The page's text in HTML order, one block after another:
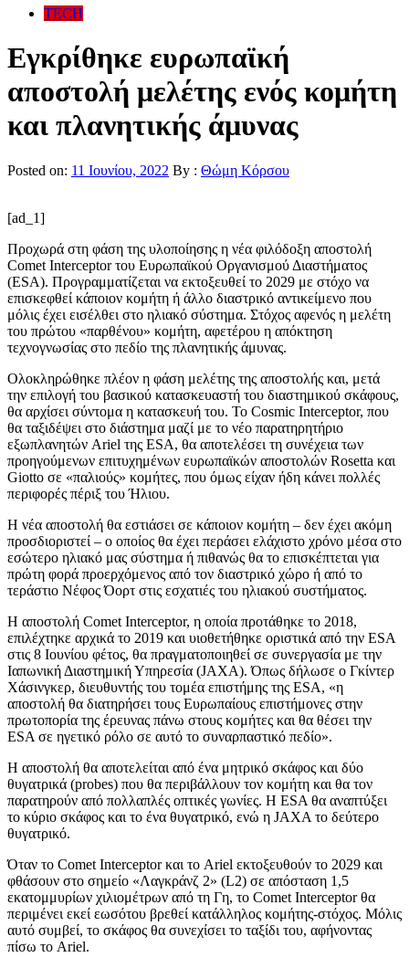
TECH
Εγκρίθηκε ευρωπαϊκή
αποστολή μελέτης ενός κομήτη
και πλανητικής άμυνας
Posted on: 11 Ιουνίου, 2022 By : Θώμη Κόρσου
[ad_1]
Προχωρά στη φάση της υλοποίησης η νέα φιλόδοξη αποστολή
Comet Interceptor του Ευρωπαϊκού Οργανισμού Διαστήματος
(ESA). Προγραμματίζεται να εκτοξευθεί το 2029 με στόχο να
επισκεφθεί κάποιον κομήτη ή άλλο διαστρικό αντικείμενο που
μόλις έχει εισέλθει στο ηλιακό σύστημα. Στόχος αφενός η μελέτη
του πρώτου «παρθένου» κομήτη, αφετέρου η απόκτηση
τεχνογνωσίας στο πεδίο της πλανητικής άμυνας.
Ολοκληρώθηκε πλέον η φάση μελέτης της αποστολής και, μετά
την επιλογή του βασικού κατασκευαστή του διαστημικού σκάφους,
θα αρχίσει σύντομα η κατασκευή του. Το Cosmic Interceptor, που
θα ταξιδέψει στο διάστημα μαζί με το νέο παρατηρητήριο
εξωπλανητών Ariel της ESA, θα αποτελέσει τη συνέχεια των
προηγούμενων επιτυχημένων ευρωπαϊκών αποστολών Rosetta και
Giotto σε «παλιούς» κομήτες, που όμως είχαν ήδη κάνει πολλές
περιφορές πέριξ του Ήλιου.
Η νέα αποστολή θα εστιάσει σε κάποιον κομήτη – δεν έχει ακόμη
προσδιοριστεί – ο οποίος θα έχει περάσει ελάχιστο χρόνο μέσα στο
εσώτερο ηλιακό μας σύστημα ή πιθανώς θα το επισκέπτεται για
πρώτη φορά προερχόμενος από τον διαστρικό χώρο ή από το
τεράστιο Νέφος Όορτ στις εσχατιές του ηλιακού συστήματος.
Η αποστολή Comet Interceptor, η οποία προτάθηκε το 2018,
επιλέχτηκε αρχικά το 2019 και υιοθετήθηκε οριστικά από την ESA
στις 8 Ιουνίου φέτος, θα πραγματοποιηθεί σε συνεργασία με την
Ιαπωνική Διαστημική Υπηρεσία (JAXA). Όπως δήλωσε ο Γκίντερ
Χάσινγκερ, διευθυντής του τομέα επιστήμης της ESA, «η
αποστολή θα διατηρήσει τους Ευρωπαίους επιστήμονες στην
πρωτοπορία της έρευνας πάνω στους κομήτες και θα θέσει την
ESA σε ηγετικό ρόλο σε αυτό το συναρπαστικό πεδίο».
Η αποστολή θα αποτελείται από ένα μητρικό σκάφος και δύο
θυγατρικά (probes) που θα περιβάλλουν τον κομήτη και θα τον
παρατηρούν από πολλαπλές οπτικές γωνίες. Η ESA θα αναπτύξει
το κύριο σκάφος και το ένα θυγατρικό, ενώ η JAXA το δεύτερο
θυγατρικό.
Όταν το Comet Interceptor και το Ariel εκτοξευθούν το 2029 και
φθάσουν στο σημείο «Λαγκράνζ 2» (L2) σε απόσταση 1,5
εκατομμυρίων χιλιομέτρων από τη Γη, το Comet Interceptor θα
περιμένει εκεί εωσότου βρεθεί κατάλληλος κομήτης-στόχος. Μόλις
αυτό συμβεί, το σκάφος θα συνεχίσει το ταξίδι του, αφήνοντας
πίσω το Ariel.